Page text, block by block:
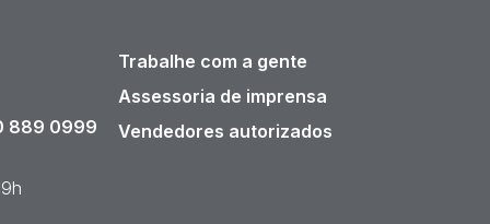
889 0999
Trabalhe com a gente
Assessoria de imprensa
Vendedores autorizados